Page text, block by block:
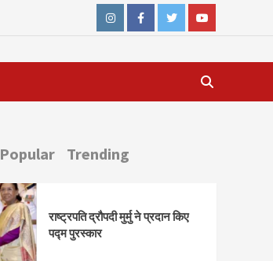
InstagramFacebookTwitterYoutube
Popular Trending
राष्ट्रपति द्रौपदी मुर्मु ने प्रदान किए
पद्म पुरस्कार